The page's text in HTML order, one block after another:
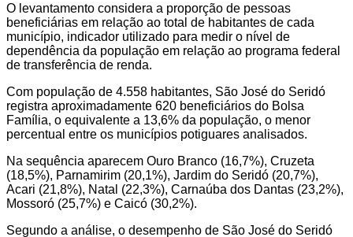
O levantamento considera a proporção de pessoas
beneficiárias em relação ao total de habitantes de cada
município, indicador utilizado para medir o nível de
dependência da população em relação ao programa federal
de transferência de renda.
Com população de 4.558 habitantes, São José do Seridó
registra aproximadamente 620 beneficiários do Bolsa
Família, o equivalente a 13,6% da população, o menor
percentual entre os municípios potiguares analisados.
Na sequência aparecem Ouro Branco (16,7%), Cruzeta
(18,5%), Parnamirim (20,1%), Jardim do Seridó (20,7%),
Acari (21,8%), Natal (22,3%), Carnaúba dos Dantas (23,2%),
Mossoró (25,7%) e Caicó (30,2%).
Segundo a análise, o desempenho de São José do Seridó